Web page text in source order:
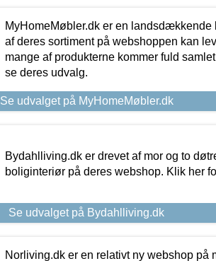
MyHomeMøbler.dk er en
af deres sortiment på webshoppen kan
mange af produkterne kommer fuld
se deres udvalg.
Se udvalget på MyHomeMøbler.dk
Bydahlliving.dk er drevet af mor og to
boliginteriør på deres webshop. Klik her
Se udvalget på Bydahlliving.dk
Norliving.dk er en relativt ny webshop på